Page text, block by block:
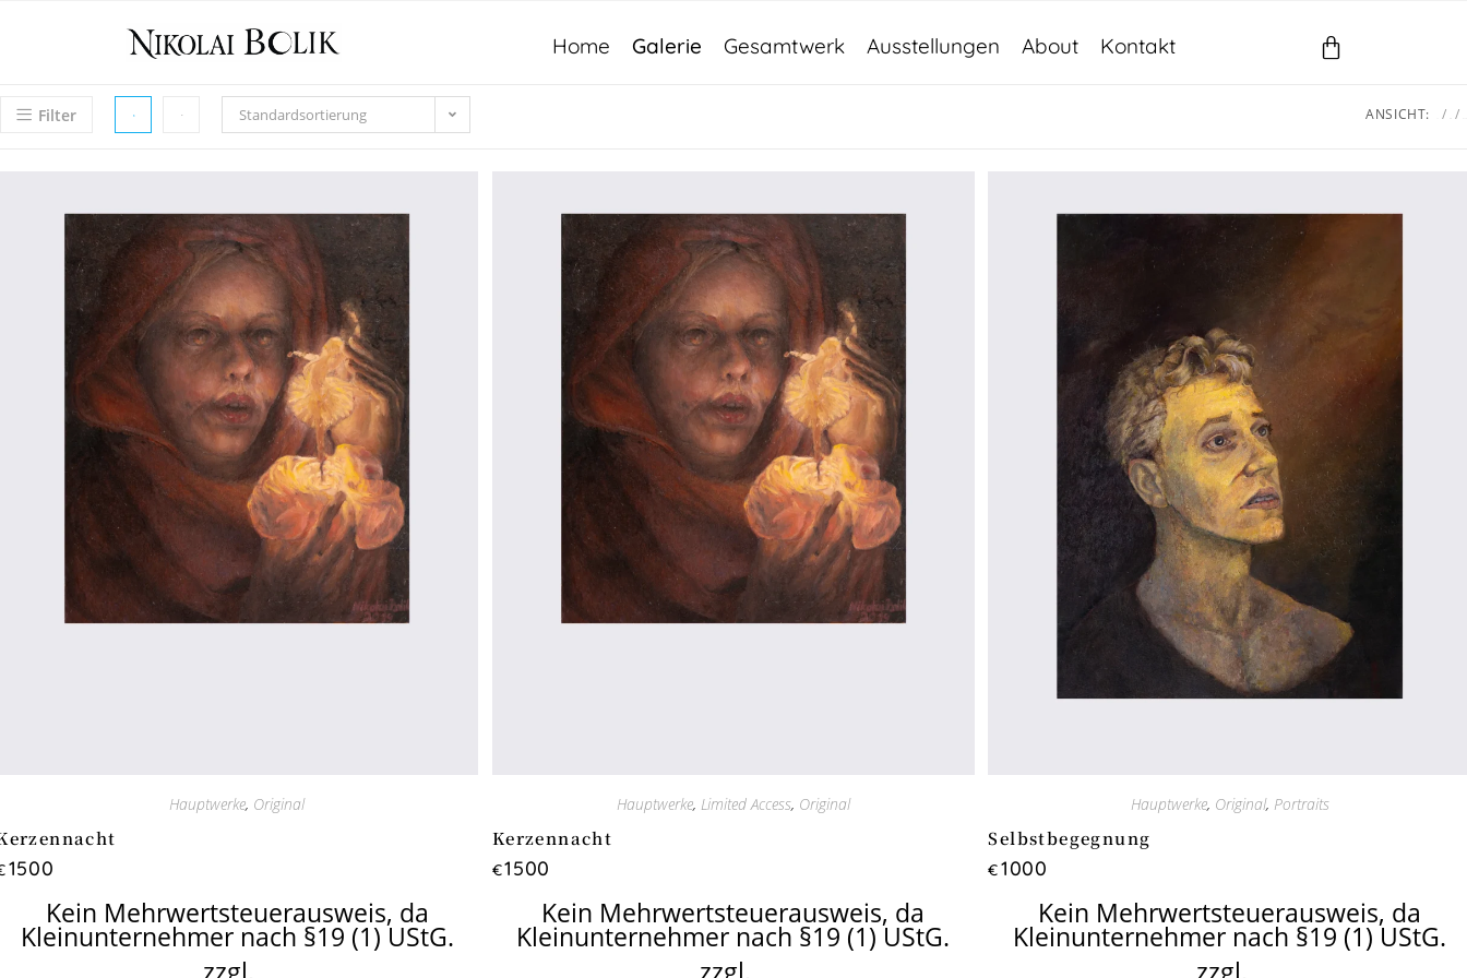
Home Galerie Gesamtwerk Ausstellungen About Kontakt
Filter Standardsortierung ANSICHT:
Hauptwerke, Original
1500
Kein Mehrwertsteuerausweis, da
Kleinunternehmer nach §19 (1) UStG.
Hauptwerke, Limited Access, Original
Kerzennacht
€1500
Kein Mehrwertsteuerausweis, da
Kleinunternehmer nach §19 (1) UStG.
Hauptwerke, Original, Portraits
Selbstbegegnung
€1000
Kein Mehrwertsteuerausweis, da
Kleinunternehmer nach §19 (1) UStG.